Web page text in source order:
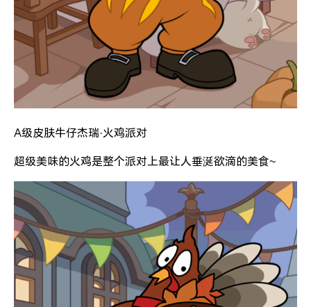
A级皮肤牛仔杰瑞·火鸡派对
超级美味的火鸡是整个派对上最让人垂涎欲滴的美食~